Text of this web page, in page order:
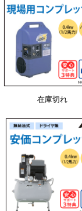
在庫切れ